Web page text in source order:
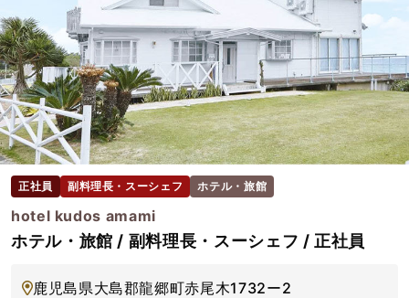
正社員 副料理長・スーシェフ ホテル・旅館
hotel kudos amami
ホテル・旅館 / 副料理長・スーシェフ / 正社員
鹿児島県大島郡龍郷町赤尾木1732ー2